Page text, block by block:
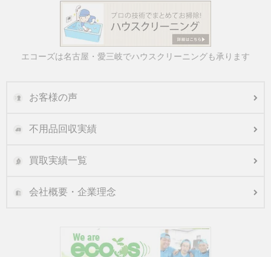
エコーズは名古屋・愛三岐でハウスクリーニングも承ります
お客様の声
不用品回収実績
買取実績一覧
会社概要・企業理念